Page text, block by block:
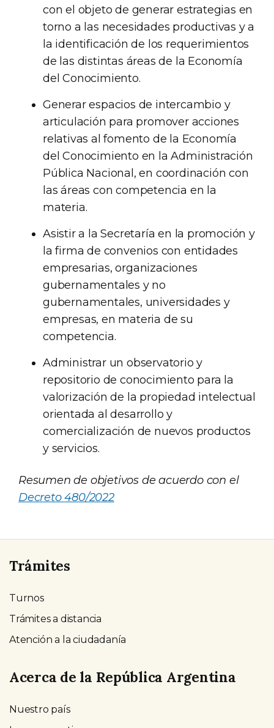
con el objeto de generar estrategias en
torno a las necesidades productivas y a
la identificación de los requerimientos
de las distintas áreas de la Economía
del Conocimiento.
Generar espacios de intercambio y
articulación para promover acciones
relativas al fomento de la Economía
del Conocimiento en la Administración
Pública Nacional, en coordinación con
las áreas con competencia en la
materia.
Asistir a la Secretaría en la promoción y
la firma de convenios con entidades
empresarias, organizaciones
gubernamentales y no
gubernamentales, universidades y
empresas, en materia de su
competencia.
Administrar un observatorio y
repositorio de conocimiento para la
valorización de la propiedad intelectual
orientada al desarrollo y
comercialización de nuevos productos
y servicios.
Resumen de objetivos de acuerdo con el
Decreto 480/2022
Trámites
Turnos
Trámites a distancia
Atención a la ciudadanía
Acerca de la República Argentina
Nuestro país